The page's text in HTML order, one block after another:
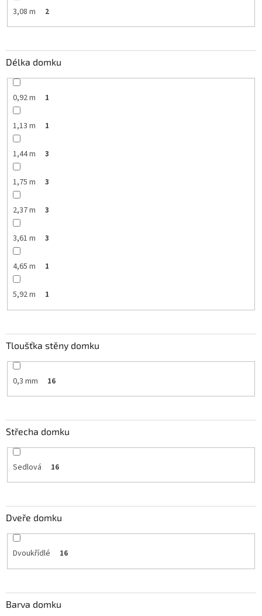
3,08 m 2
Délka domku
0,92 m 1
1,13 m 1
1,44 m 3
1,75 m 3
2,37 m 3
3,61 m 3
4,65 m 1
5,92 m 1
Tloušťka stěny domku
0,3 mm 16
Střecha domku
Sedlová 16
Dveře domku
Dvoukřídlé 16
Barva domku